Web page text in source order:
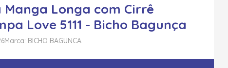
Manga Longa com Cirrê
Love 5111 - Bicho Bagunça
Marca: BICHO BAGUNCA